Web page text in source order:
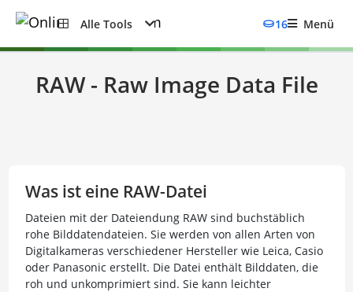
Alle Tools 16 Menü
RAW - Raw Image Data File
Was ist eine RAW-Datei
Dateien mit der Dateiendung RAW sind buchstäblich
rohe Bilddatendateien. Sie werden von allen Arten von
Digitalkameras verschiedener Hersteller wie Leica, Casio
oder Panasonic erstellt. Die Datei enthält Bilddaten, die
roh und unkomprimiert sind. Sie kann leichter